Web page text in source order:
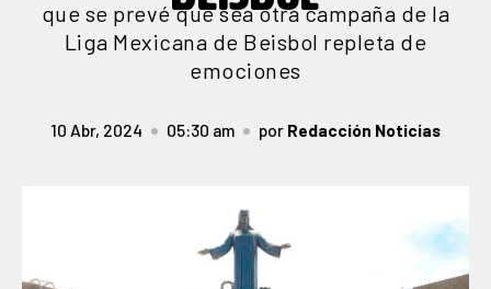
que se prevé que sea otra campaña de la
Liga Mexicana de Beisbol repleta de
emociones
10 Abr, 2024 05:30 am por Redacción Noticias